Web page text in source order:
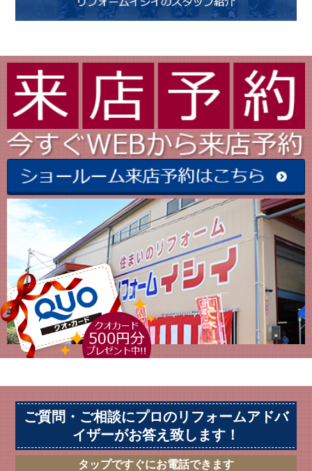
ご質問・ご相談にプロのリフォームアドバ
イザーがお答え致します！
タップですぐにお電話できます